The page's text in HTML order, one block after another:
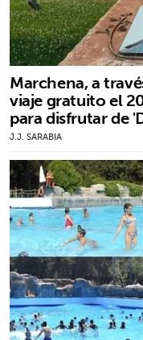
Marchena, a
viaje gratuito el
para disfrutar de
J.J. SARABIA